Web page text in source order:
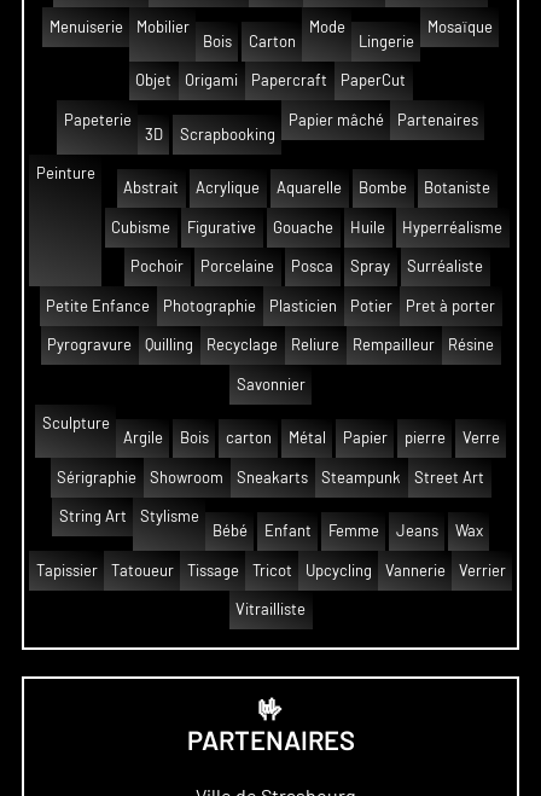
Menuiserie
Mobilier
Bois
Carton
Mode
Lingerie
Mosaïque
Objet Origami Papercraft PaperCut
Papeterie
3D
Scrapbooking
Papier mâché Partenaires
Peinture
Abstrait
Acrylique Aquarelle Bombe Botaniste
Cubisme Figurative Gouache Huile Hyperréalisme
Pochoir Porcelaine Posca Spray Surréaliste
Petite Enfance Photographie Plasticien Potier Pret à porter
Pyrogravure Quilling Recyclage Reliure Rempailleur Résine
Savonnier
Sculpture
Argile
Bois carton Métal Papier pierre Verre
Sérigraphie Showroom Sneakarts Steampunk Street Art
String Art
Stylisme
Bébé
Enfant Femme Jeans Wax
Tapissier Tatoueur Tissage Tricot Upcycling Vannerie Verrier
Vitrailliste
🤟
PARTENAIRES